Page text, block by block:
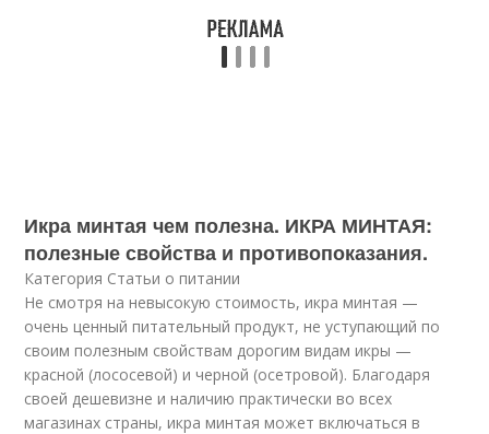
Икра минтая чем полезна. ИКРА МИНТАЯ:
полезные свойства и противопоказания.
Категория Статьи о питании
Не смотря на невысокую стоимость, икра минтая —
очень ценный питательный продукт, не уступающий по
своим полезным свойствам дорогим видам икры —
красной (лососевой) и черной (осетровой). Благодаря
своей дешевизне и наличию практически во всех
магазинах страны, икра минтая может включаться в